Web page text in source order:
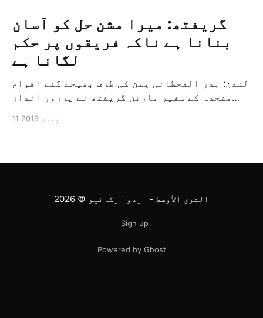
گریفتھ: میرا مشن حل کو آسان
بنانا ہے ناکہ فریقوں پر حکم
لگانا ہے
لندن: بدر القحطانی یمن کی طرف بھیجے گئے اقوام
متحدہ کے سفیر مارٹن گریفتھ نے پرزور انداز
ثالثی اور اس کشمکش کی حدبندی کرنے کے لئے ایک
11 نومبر 2019
الشرق الأوسط - اردو آرکائیو © 2026
Sign up
Powered by Ghost